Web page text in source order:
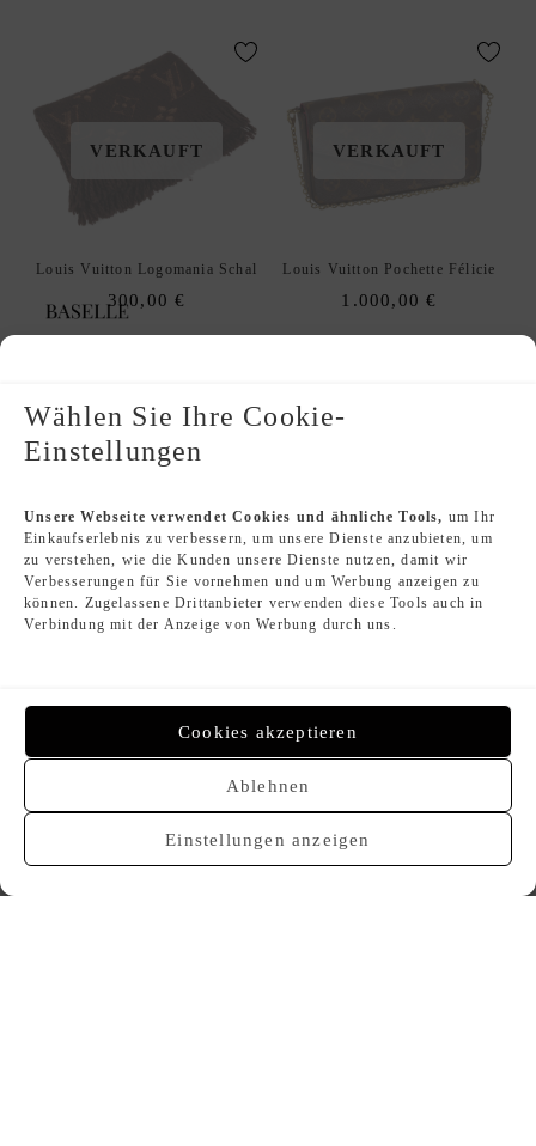
Wählen Sie Ihre Cookie-
Einstellungen
Unsere Webseite verwendet Cookies und ähnliche Tools, um Ihr
Einkaufserlebnis zu verbessern, um unsere Dienste anzubieten, um
zu verstehen, wie die Kunden unsere Dienste nutzen, damit wir
Verbesserungen für Sie vornehmen und um Werbung anzeigen zu
können. Zugelassene Drittanbieter verwenden diese Tools auch in
Verbindung mit der Anzeige von Werbung durch uns.
Cookies akzeptieren
Ablehnen
Einstellungen anzeigen
VERKAUFT
Louis Vuitton Logomania Schal
300,00€
VERKAUFT
Louis Vuitton Pochette Félicie
1.000,00€
Louis Vuitton Pochette Métis
1.800,00€
Louis Vuitton Palm Springs Mini
1.700,00
VERKAUFT